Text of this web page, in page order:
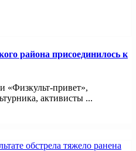
района присоединилось к
«Физкульт-привет»,
активисты ...